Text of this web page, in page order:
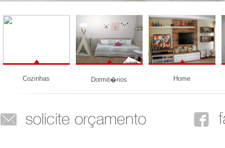
Cozinhas Dormit�rios Home